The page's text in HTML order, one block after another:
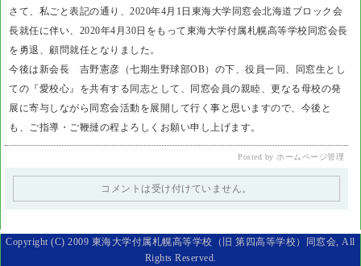
さて、私ごと表記の通り、2020年4月1日東海大学同窓会北海道ブロック会
長就任に伴い、2020年4月30日をもって東海大学付属札幌高等学校同窓会長
を勇退、顧問就任となりました。
今後は新会長 吉野憲彦（七期生野球部OB）の下、役員一同、同窓生とし
ての『愛校心』を共有する同志として、同窓会員の親睦、更なる母校の発
展に寄与しながら同窓会活動を展開して行く事と思いますので、今後と
も、ご指導・ご鞭撻の程よろしくお願い申し上げます。
Posted by ホームページ管理
コメントは受け付けていません。
Copyright (C) 2009 東海大学付属札幌高等学校（旧 第四高等学校）同窓会, All
Rights Reserved.